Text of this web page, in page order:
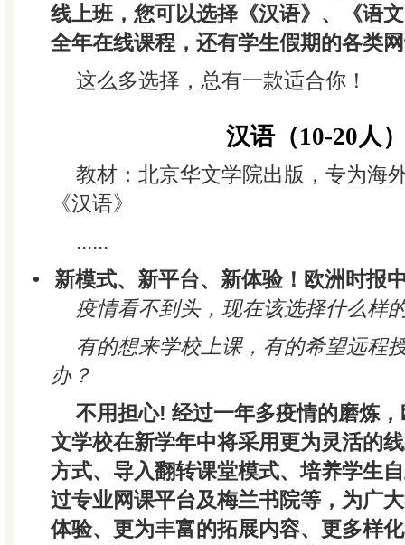
线上班，您可以选择《汉语》、《语
全年在线课程，还有学生假期的各类
这么多选择，总有一款适合你！
汉语（10-20人
教材：北京华文学院出版，专为海
《汉语》
......
•
新模式、新平台、新体验！欧洲时报
疫情看不到头，现在该选择什么样
有的想来学校上课，有的希望远程
办？
不用担心! 经过一年多疫情的磨炼
文学校在新学年中将采用更为灵活的
方式、导入翻转课堂模式、培养学生
过专业网课平台及梅兰书院等，为广
体验、更为丰富的拓展内容、更多样